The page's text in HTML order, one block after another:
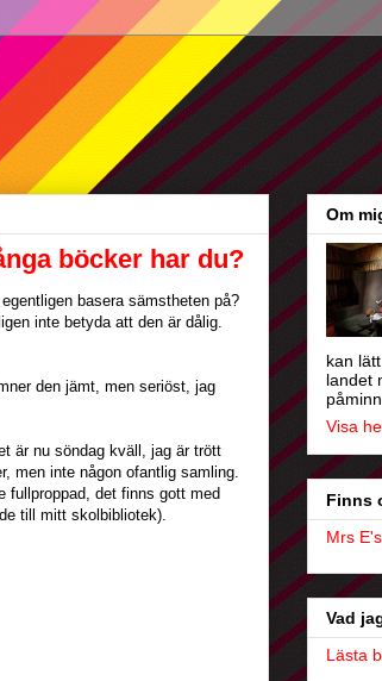
böcker har du?
basera sämstheten på?
inte betyda att den är dålig.
den jämt, men seriöst, jag
är nu söndag kväll, jag är trött
men inte någon ofantlig samling.
fullproppad, det finns gott med
till mitt skolbibliotek).
Om
kan
landet
Visa
Finns
Mrs
Vad
Lästa